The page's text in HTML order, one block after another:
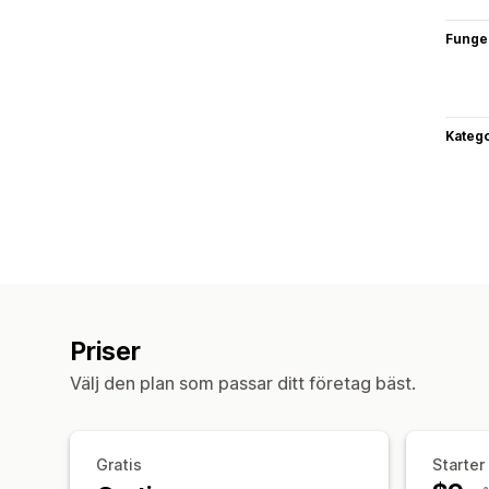
Priser
Välj den plan som passar ditt företag bäst.
Gratis Starter